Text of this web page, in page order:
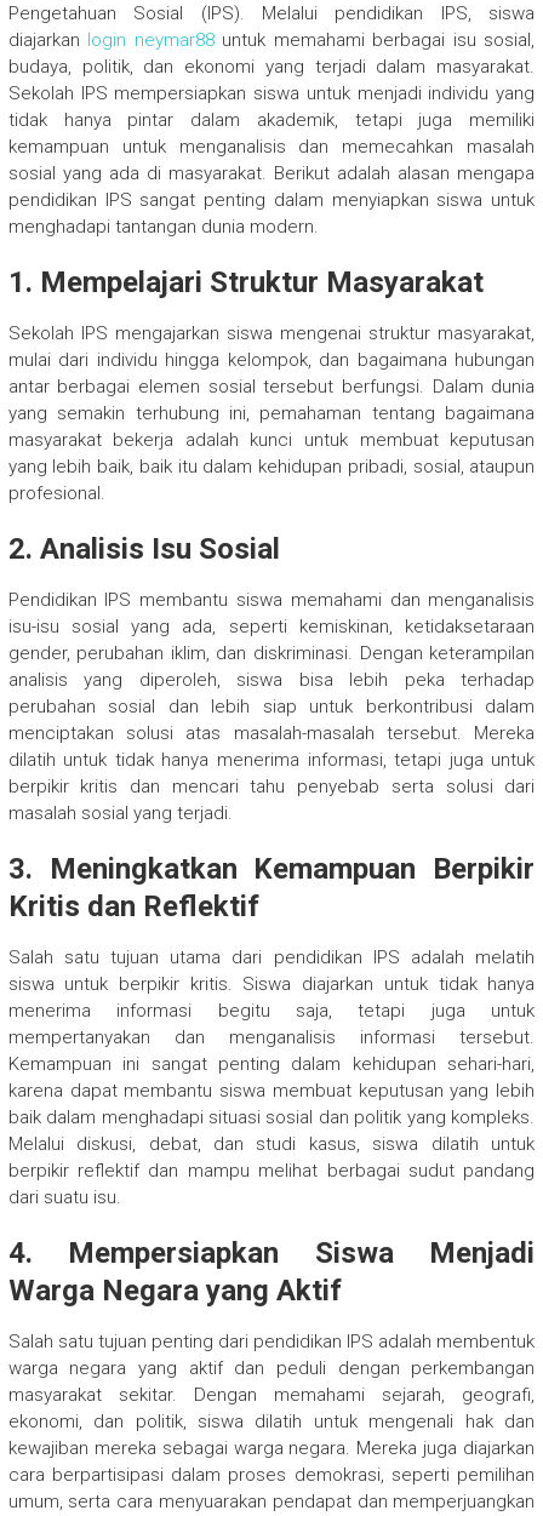
Pengetahuan Sosial (IPS). Melalui pendidikan IPS, siswa
diajarkan login neymar88untuk memahami berbagai isu sosial,
budaya, politik, dan ekonomi yang terjadi dalam masyarakat.
Sekolah IPS mempersiapkan siswa untuk menjadi individu yang
tidak hanya pintar dalam akademik, tetapi juga memiliki
kemampuan untuk menganalisis dan memecahkan masalah
sosial yang ada di masyarakat. Berikut adalah alasan mengapa
pendidikan IPS sangat penting dalam menyiapkan siswa untuk
menghadapi tantangan dunia modern.
1. Mempelajari Struktur Masyarakat
Sekolah IPS mengajarkan siswa mengenai struktur masyarakat,
mulai dari individu hingga kelompok, dan bagaimana hubungan
antar berbagai elemen sosial tersebut berfungsi. Dalam dunia
yang semakin terhubung ini, pemahaman tentang bagaimana
masyarakat bekerja adalah kunci untuk membuat keputusan
yang lebih baik, baik itu dalam kehidupan pribadi, sosial, ataupun
profesional.
2. Analisis Isu Sosial
Pendidikan IPS membantu siswa memahami dan menganalisis
isu-isu sosial yang ada, seperti kemiskinan, ketidaksetaraan
gender, perubahan iklim, dan diskriminasi. Dengan keterampilan
analisis yang diperoleh, siswa bisa lebih peka terhadap
perubahan sosial dan lebih siap untuk berkontribusi dalam
menciptakan solusi atas masalah-masalah tersebut. Mereka
dilatih untuk tidak hanya menerima informasi, tetapi juga untuk
berpikir kritis dan mencari tahu penyebab serta solusi dari
masalah sosial yang terjadi.
3. Meningkatkan Kemampuan Berpikir
Kritis dan Reflektif
Salah satu tujuan utama dari pendidikan IPS adalah melatih
siswa untuk berpikir kritis. Siswa diajarkan untuk tidak hanya
menerima informasi begitu saja, tetapi juga untuk
mempertanyakan dan menganalisis informasi tersebut.
Kemampuan ini sangat penting dalam kehidupan sehari-hari,
karena dapat membantu siswa membuat keputusan yang lebih
baik dalam menghadapi situasi sosial dan politik yang kompleks.
Melalui diskusi, debat, dan studi kasus, siswa dilatih untuk
berpikir reflektif dan mampu melihat berbagai sudut pandang
dari suatu isu.
4. Mempersiapkan Siswa Menjadi
Warga Negara yang Aktif
Salah satu tujuan penting dari pendidikan IPS adalah membentuk
warga negara yang aktif dan peduli dengan perkembangan
masyarakat sekitar. Dengan memahami sejarah, geografi,
ekonomi, dan politik, siswa dilatih untuk mengenali hak dan
kewajiban mereka sebagai warga negara. Mereka juga diajarkan
cara berpartisipasi dalam proses demokrasi, seperti pemilihan
umum, serta cara menyuarakan pendapat dan memperjuangkan